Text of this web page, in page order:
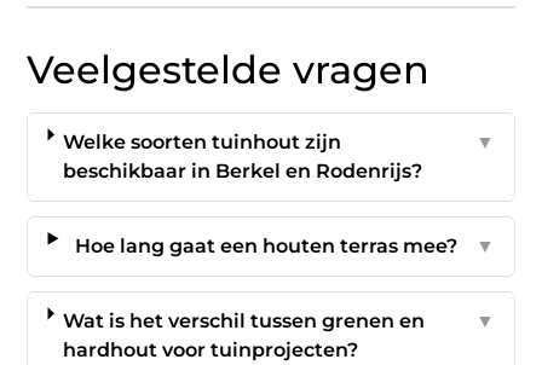
Veelgestelde vragen
Welke soorten tuinhout zijn
beschikbaar in Berkel en Rodenrijs?
▼
Hoe lang gaat een houten terras mee? ▼
Wat is het verschil tussen grenen en
hardhout voor tuinprojecten?
▼